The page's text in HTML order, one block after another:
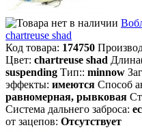
chartreuse shad
Код товара: 174750
Цвет: chartreuse shad
suspending Тип:: minnow
эффекты: имеются Способ
равномерная, рывковая
Система дальнего заброса:
от зацепов: Отсутствует